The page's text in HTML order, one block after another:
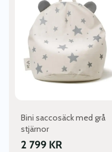
Bini saccosäck med grå
stjärnor
2 799 KR